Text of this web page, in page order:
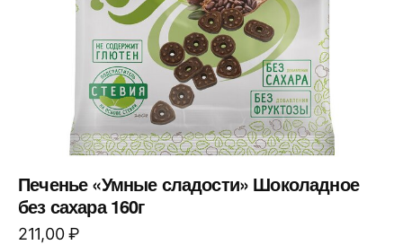
Печенье «Умные сладости» Шоколадное
без сахара 160г
211,00₽